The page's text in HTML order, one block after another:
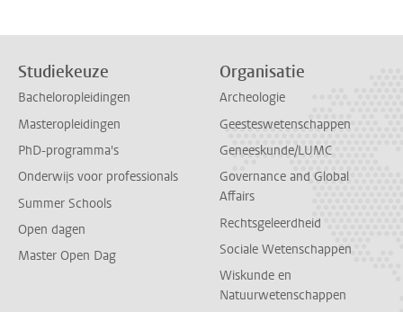
Studiekeuze
Bacheloropleidingen
Masteropleidingen
PhD-programma's
Onderwijs voor professionals
Summer Schools
Open dagen
Master Open Dag
Organisatie
Archeologie
Geesteswetenschappen
Geneeskunde/LUMC
Governance and Global
Affairs
Rechtsgeleerdheid
Sociale Wetenschappen
Wiskunde en
Natuurwetenschappen